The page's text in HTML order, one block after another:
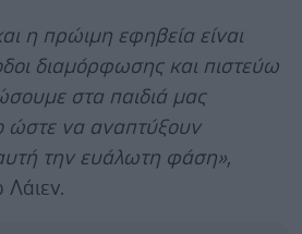
η πρώιμη εφηβεία είναι
διαμόρφωσης και πιστεύω
στα παιδιά μας
ώστε να αναπτύξουν
την ευάλωτη φάση»,